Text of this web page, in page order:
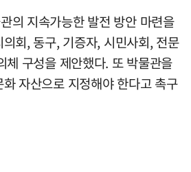
의 지속가능한 발전 방안 마련을
회, 동구, 기증자, 시민사회, 전문
체 구성을 제안했다. 또 박물관을
자산으로 지정해야 한다고 촉구